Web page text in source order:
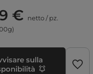
€ netto/pz.
sulla